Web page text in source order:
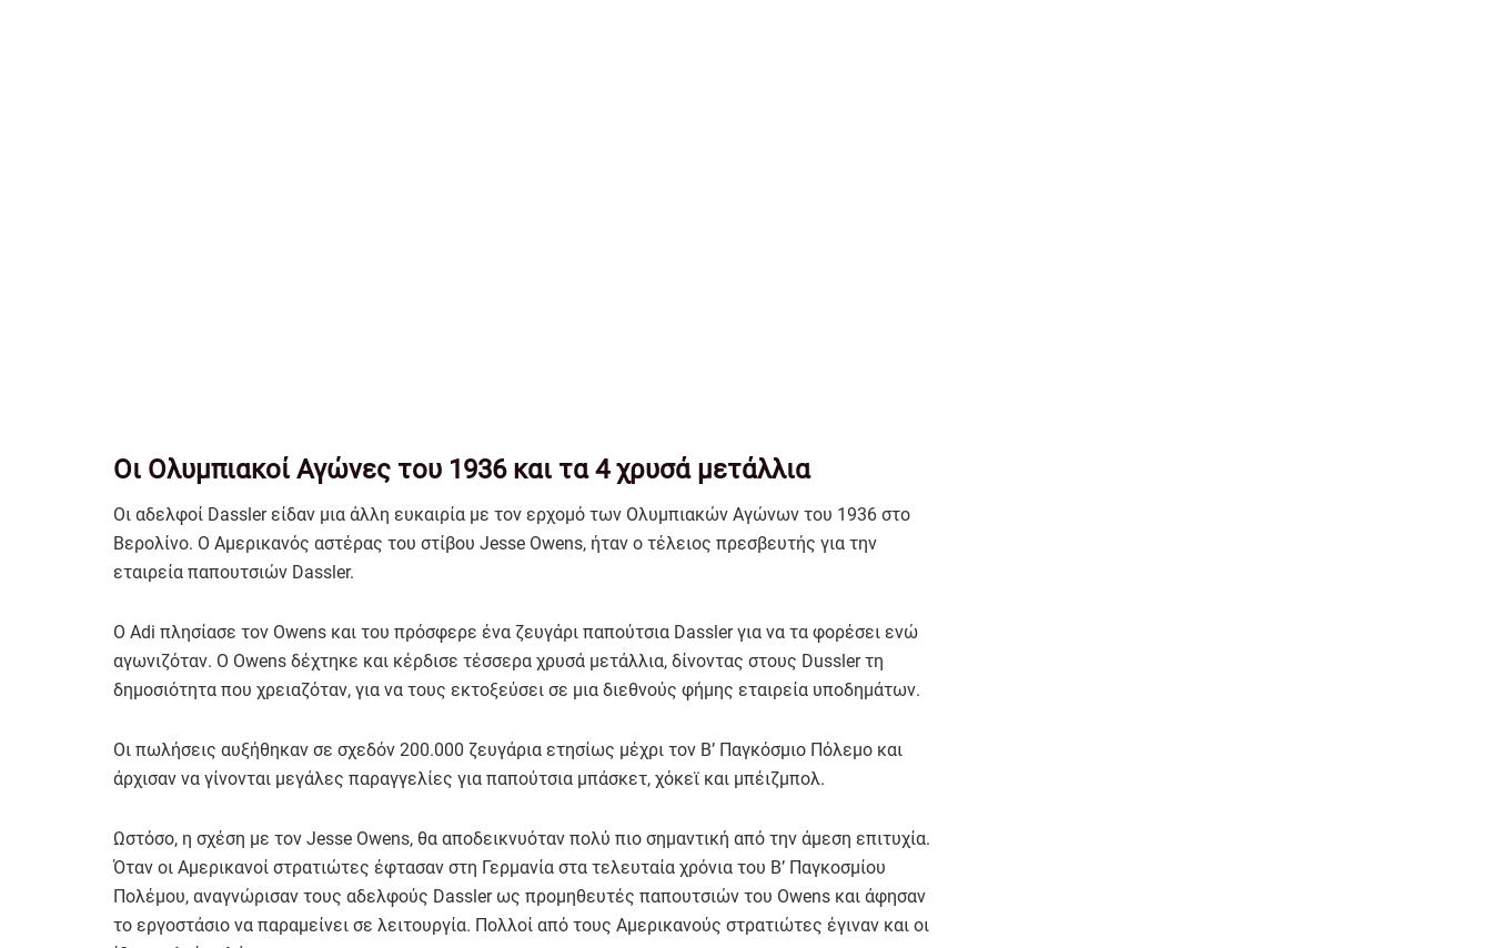
Οι Ολυμπιακοί Αγώνες του 1936 και τα 4 χρυσά μετάλλια
Οι αδελφοί Dassler είδαν μια άλλη ευκαιρία με τον ερχομό των Ολυμπιακών Αγώνων του 1936 στο
Βερολίνο. Ο Αμερικανός αστέρας του στίβου Jesse Owens, ήταν ο τέλειος πρεσβευτής για την
εταιρεία παπουτσιών Dassler.
Ο Adi πλησίασε τον Owens και του πρόσφερε ένα ζευγάρι παπούτσια Dassler για να τα φορέσει ενώ
αγωνιζόταν. Ο Owens δέχτηκε και κέρδισε τέσσερα χρυσά μετάλλια, δίνοντας στους Dussler τη
δημοσιότητα που χρειαζόταν, για να τους εκτοξεύσει σε μια διεθνούς φήμης εταιρεία υποδημάτων.
Οι πωλήσεις αυξήθηκαν σε σχεδόν 200.000 ζευγάρια ετησίως μέχρι τον Β’ Παγκόσμιο Πόλεμο και
άρχισαν να γίνονται μεγάλες παραγγελίες για παπούτσια μπάσκετ, χόκεϊ και μπέιζμπολ.
Ωστόσο, η σχέση με τον Jesse Owens, θα αποδεικνυόταν πολύ πιο σημαντική από την άμεση επιτυχία.
Όταν οι Αμερικανοί στρατιώτες έφτασαν στη Γερμανία στα τελευταία χρόνια του Β’ Παγκοσμίου
Πολέμου, αναγνώρισαν τους αδελφούς Dassler ως προμηθευτές παπουτσιών του Owens και άφησαν
το εργοστάσιο να παραμείνει σε λειτουργία. Πολλοί από τους Αμερικανούς στρατιώτες έγιναν και οι